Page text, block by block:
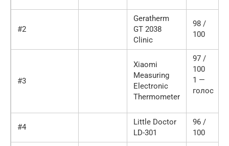
#2
Geratherm
GT 2038
Clinic
98 /
100
#3
Xiaomi
Measuring
Electronic
Thermometer
97 /
100
1 —
голос
#4
Little Doctor
LD-301
96 /
100